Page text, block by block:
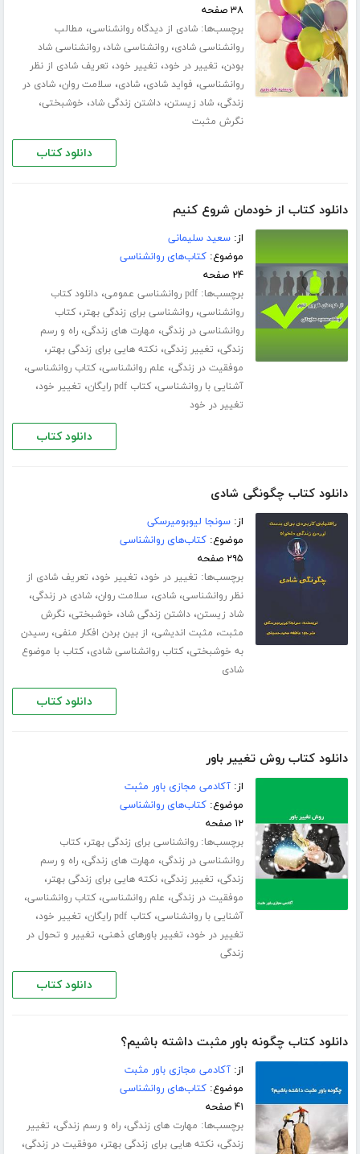
۳۸ صفحه
برچسب‌ها:شادی از دیدگاه روانشناسی، مطالب
روانشناسی شادی،روانشناسی شاد،روانشناسی شاد
بودن، تغییر در خود، تغییر خود، تعریف شادی از نظر
روانشناسی، فواید شادی،شادی، سلامت روان،شادی در
زندگی،شاد زیستن،داشتن زندگی شاد، خوشبختی،
نگرش مثبت
دانلود کتاب
دانلود کتاب از خودمان شروع کنیم
از:سعید سلیمانی
موضوع:کتاب‌های روانشناسی
۲۴ صفحه
برچسب‌ها:pdf روانشناسی عمومی ،دانلود کتاب
روانشناسی،روانشناسی برای زندگی بهتر،کتاب
روانشناسی در زندگی، مهارت های زندگی،راه و رسم
زندگی، تغییر زندگی،نکته هایی برای زندگی بهتر،
موفقیت در زندگی، علم روانشناسی،کتاب روانشناسی،
آشنایی با روانشناسی،کتاب pdf رایگان ، تغییر خود،
تغییر در خود
دانلود کتاب
دانلود کتاب چگونگی شادی
از:سونجا لیوبومیرسکی
موضوع:کتاب‌های روانشناسی
۲۹۵ صفحه
برچسب‌ها: تغییر در خود، تغییر خود، تعریف شادی از
نظر روانشناسی،شادی، سلامت روان،شادی در زندگی،
شاد زیستن،داشتن زندگی شاد، خوشبختی،نگرش
مثبت، مثبت اندیشی، از بین بردن افکار منفی،رسیدن
به خوشبختی،کتاب روانشناسی شادی،کتاب با موضوع
شادی
دانلود کتاب
دانلود کتاب روش تغییر باور
از:آکادمی مجازی باور مثبت
موضوع:کتاب‌های روانشناسی
۱۲ صفحه
برچسب‌ها:روانشناسی برای زندگی بهتر،کتاب
روانشناسی در زندگی، مهارت های زندگی،راه و رسم
زندگی، تغییر زندگی،نکته هایی برای زندگی بهتر،
موفقیت در زندگی، علم روانشناسی،کتاب روانشناسی،
آشنایی با روانشناسی،کتاب pdf رایگان ، تغییر خود،
تغییر در خود، تغییر باورهای ذهنی، تغییر و تحول در
زندگی
دانلود کتاب
دانلود کتاب چگونه باور مثبت داشته باشیم؟
از:آکادمی مجازی باور مثبت
موضوع:کتاب‌های روانشناسی
۴۱ صفحه
برچسب‌ها: مهارت های زندگی،راه و رسم زندگی، تغییر
زندگی،نکته هایی برای زندگی بهتر، موفقیت در زندگی،